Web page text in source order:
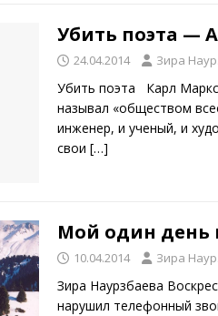
Убить поэта —
24.04.2014 Зира
Убить поэта Карл
называл «обществом
инженер, и ученый, и
свои […]
Мой один день
10.04.2014 Зира
Зира Наурзбаева
нарушил телефонный